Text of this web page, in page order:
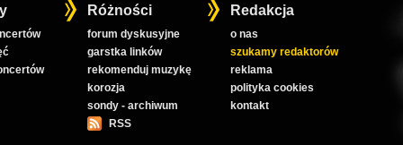
Różności
forum dyskusyjne
garstka linków
rekomenduj muzykę
korozja
sondy - archiwum
RSS
Redakcja
o nas
szukamy redaktorów
reklama
polityka cookies
kontakt